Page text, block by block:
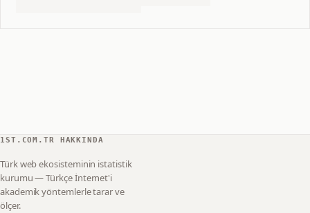
1ST.COM.TR HAKKINDA
Türk web ekosisteminin istatistik
kurumu — Türkçe İnternet'i
akademik yöntemlerle tarar ve
ölçer.